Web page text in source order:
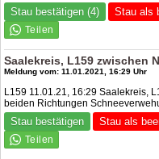
Stau bestätigen (4) Stau als
Saalekreis, L159 zwischen
Meldung vom: 11.01.2021, 16:29 Uhr
L159 11.01.21, 16:29 Saalekreis,
beiden Richtungen
Stau bestätigen Stau als